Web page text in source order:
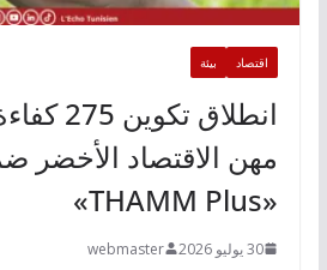
اقتصاد بيئة
انطلاق
مهن الاقتصاد الأخضر
«THAMM Plus»
30 يوليو 2026 webmaster